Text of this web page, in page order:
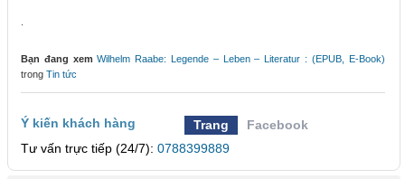
Bạn đang xem Wilhelm Raabe: Legende – Leben – Literatur : (EPUB, E-Book)
trong Tin tức
Ý kiến khách hàng Trang
Facebook
Tư vấn trực tiếp (24/7): 0788399889